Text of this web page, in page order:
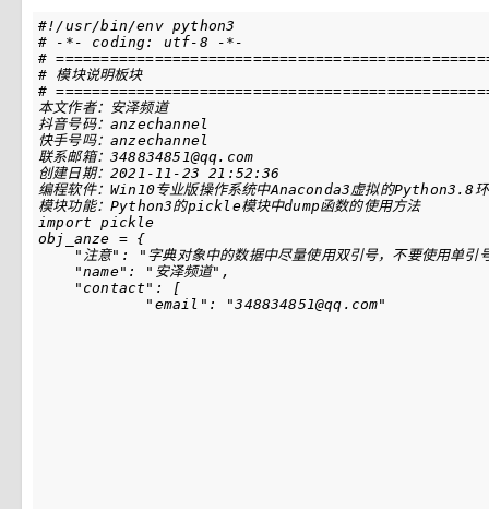
#!/usr/bin/env python3
# -*- coding: utf-8 -*-
#
# 模块说明板块
#
本文作者：安泽频道
模块功能：Python3的pickle模块中dump函数的使用方法
import
pickle
obj_anze =
{
"注意" :
"字典对象中的数据中尽量使用双引号，不要使用单引
"name" : "安泽频道" ,
"contact" :
[
"email" : "348834851@qq.com"